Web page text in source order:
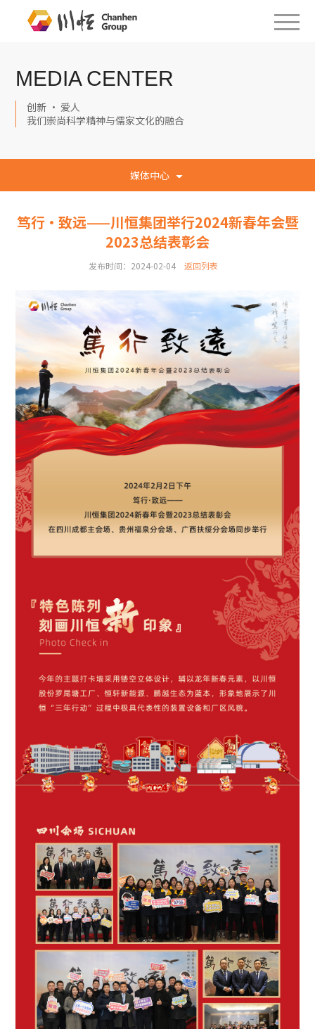
MEDIA CENTER
创新 · 爱人
我们崇尚科学精神与儒家文化的融合
媒体中心
笃行·致远——川恒集团举行2024新春年会暨
2023总结表彰会
发布时间：2024-02-04 返回列表